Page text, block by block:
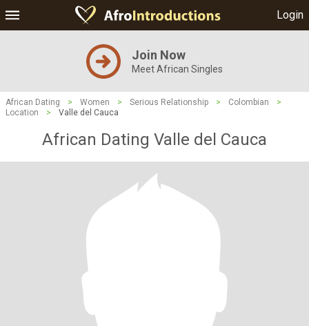
Login
Join Now
Meet African Singles
African Dating > Women > Serious Relationship > Colombian
>
Location
> Valle del Cauca
African Dating Valle del Cauca